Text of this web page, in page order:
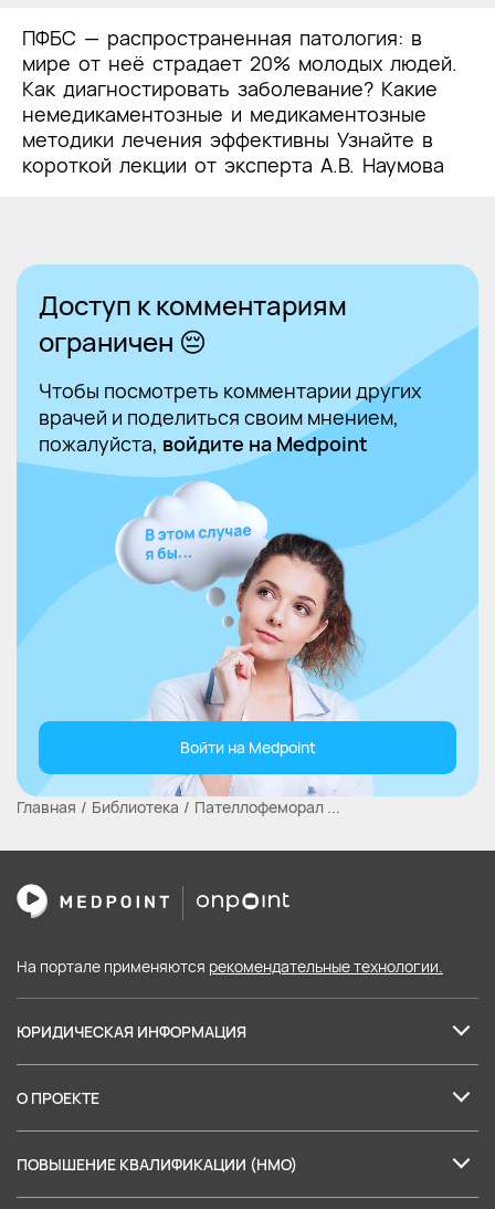
ПФБС — распространенная патология: в
мире от неё страдает 20% молодых людей.
Как диагностировать заболевание? Какие
немедикаментозные и медикаментозные
методики лечения эффективны Узнайте в
короткой лекции от эксперта А.В. Наумова
Доступ к комментариям
ограничен 😔
Чтобы посмотреть комментарии других
врачей и поделиться своим мнением,
пожалуйста, войдите на Medpoint
Войти на Medpoint
Главная Библиотека Пателлофеморал ...
На портале применяются рекомендательные технологии.
ЮРИДИЧЕСКАЯ ИНФОРМАЦИЯ
Политика в отношении обработки персональных данных
Согласие на обработку персональных данных
О ПРОЕКТЕ
ПОВЫШЕНИЕ КВАЛИФИКАЦИИ (НМО)